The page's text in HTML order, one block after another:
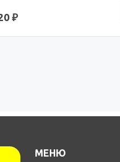
₽
МЕНЮ